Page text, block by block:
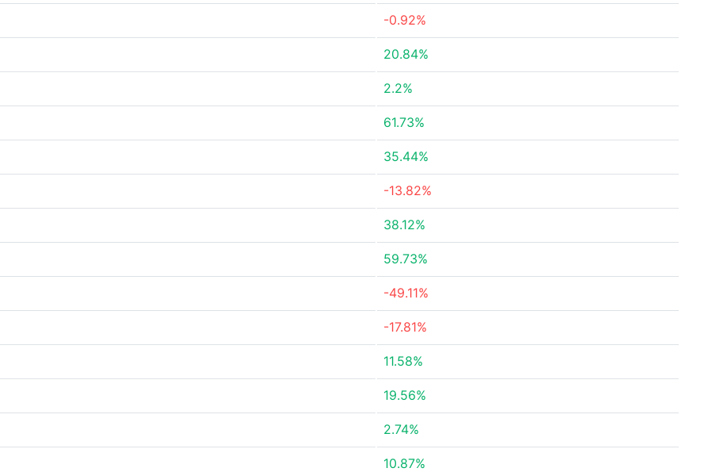
-0.92%
20.84%
2.2%
61.73%
35.44%
-13.82%
38.12%
59.73%
-49.11%
-17.81%
11.58%
19.56%
2.74%
10.87%